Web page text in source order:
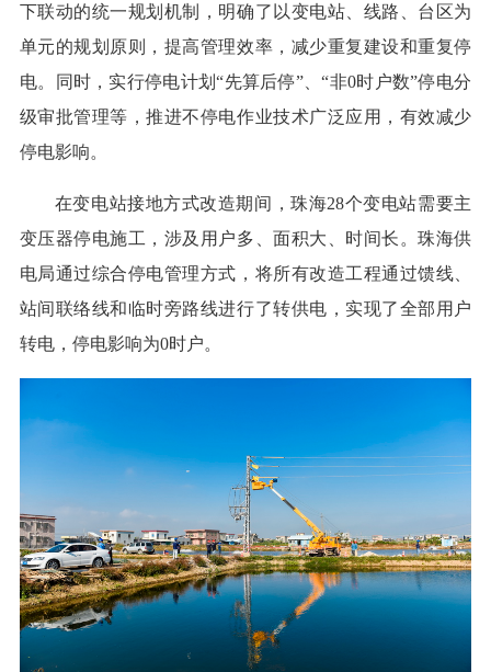
下联动的统一规划机制，明确了以变电站、线路、台区为
单元的规划原则，提高管理效率，减少重复建设和重复停
电。同时，实行停电计划“先算后停”、“非0时户数”停电分
级审批管理等，推进不停电作业技术广泛应用，有效减少
停电影响。
在变电站接地方式改造期间，珠海28个变电站需要主
变压器停电施工，涉及用户多、面积大、时间长。珠海供
电局通过综合停电管理方式，将所有改造工程通过馈线、
站间联络线和临时旁路线进行了转供电，实现了全部用户
转电，停电影响为0时户。